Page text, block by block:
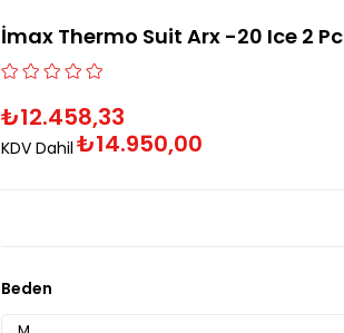
İmax Thermo Suit Arx -20 Ice 2
₺12.458,33
KDV Dahil ₺14.950,00
Beden